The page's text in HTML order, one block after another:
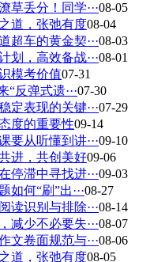
草丢分！同学···08-05
道，张弛有度08-04
超车的黄金契···08-03
划，高效备战···08-01
模考价值07-31
反弹式遗···07-30
定表现的关键···07-29
度的重要性09-14
要从听懂到讲···09-10
进，共创美好09-06
停滞中寻找进···09-03
何“刷”出···08-27
读识别与排除···08-14
减少不必要失···08-07
文卷面规范与···08-06
道，张弛有度08-05